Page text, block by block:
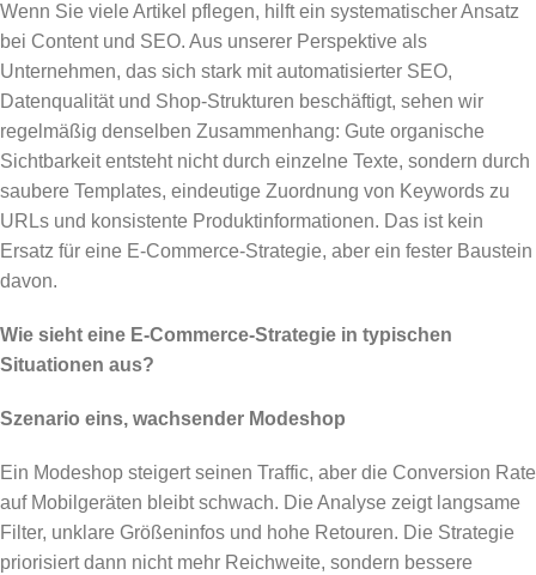
Wenn Sie viele Artikel pflegen, hilft ein systematischer Ansatz
bei Content und SEO. Aus unserer Perspektive als
Unternehmen, das sich stark mit automatisierter SEO,
Datenqualität und Shop-Strukturen beschäftigt, sehen wir
regelmäßig denselben Zusammenhang: Gute organische
Sichtbarkeit entsteht nicht durch einzelne Texte, sondern durch
saubere Templates, eindeutige Zuordnung von Keywords zu
URLs und konsistente Produktinformationen. Das ist kein
Ersatz für eine E-Commerce-Strategie, aber ein fester Baustein
davon.
Wie sieht eine E-Commerce-Strategie in typischen
Situationen aus?
Szenario eins, wachsender Modeshop
Ein Modeshop steigert seinen Traffic, aber die Conversion Rate
auf Mobilgeräten bleibt schwach. Die Analyse zeigt langsame
Filter, unklare Größeninfos und hohe Retouren. Die Strategie
priorisiert dann nicht mehr Reichweite, sondern bessere